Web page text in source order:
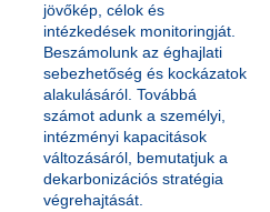
jövőkép, célok és
intézkedések monitoringját.
Beszámolunk az éghajlati
sebezhetőség és kockázatok
alakulásáról. Továbbá
számot adunk a személyi,
intézményi kapacitások
változásáról, bemutatjuk a
dekarbonizációs stratégia
végrehajtását.